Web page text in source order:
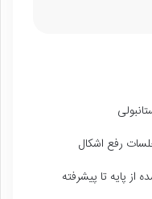
رفع اشکال
پایه تا پیشرفته